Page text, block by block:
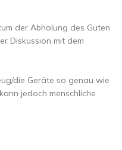
der Abholung des Guten
Diskussion mit dem
die Geräte so genau wie
jedoch menschliche